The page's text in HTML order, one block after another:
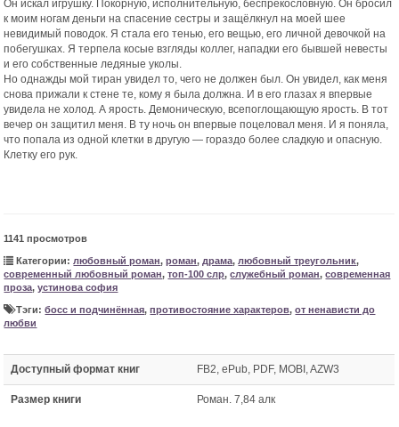
Он искал игрушку. Покорную, исполнительную, беспрекословную. Он бросил
к моим ногам деньги на спасение сестры и защёлкнул на моей шее
невидимый поводок. Я стала его тенью, его вещью, его личной девочкой на
побегушках. Я терпела косые взгляды коллег, нападки его бывшей невесты
и его собственные ледяные уколы.
Но однажды мой тиран увидел то, чего не должен был. Он увидел, как меня
снова прижали к стене те, кому я была должна. И в его глазах я впервые
увидела не холод. А ярость. Демоническую, всепоглощающую ярость. В тот
вечер он защитил меня. В ту ночь он впервые поцеловал меня. И я поняла,
что попала из одной клетки в другую — гораздо более сладкую и опасную.
Клетку его рук.
1141 просмотров
Категории: любовный роман,роман, драма, любовный треугольник,
современный любовный роман,топ-100 слр,служебный роман,современная
проза,устинова софия
Тэги:босс и подчинённая,противостояние характеров,от ненависти до
любви
Доступный формат книг FB2, ePub, PDF, MOBI, AZW3
Размер книги Роман. 7,84 алк